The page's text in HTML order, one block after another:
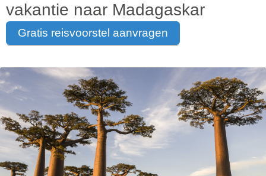
vakantie naar Madagaskar
gratis reisvoorstel aanvragen